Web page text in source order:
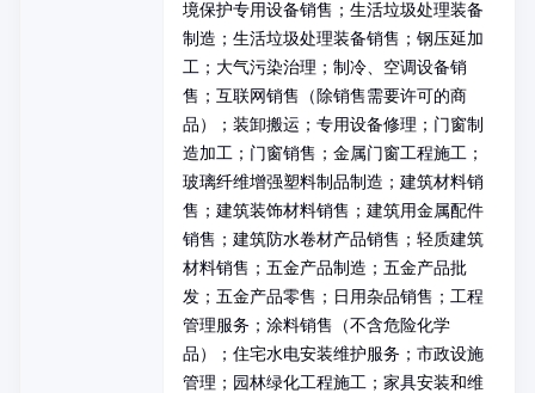
境保护专用设备销售；生活垃圾处理装备
制造；生活垃圾处理装备销售；钢压延加
工；大气污染治理；制冷、空调设备销
售；互联网销售（除销售需要许可的商
品）；装卸搬运；专用设备修理；门窗制
造加工；门窗销售；金属门窗工程施工；
玻璃纤维增强塑料制品制造；建筑材料销
售；建筑装饰材料销售；建筑用金属配件
销售；建筑防水卷材产品销售；轻质建筑
材料销售；五金产品制造；五金产品批
发；五金产品零售；日用杂品销售；工程
管理服务；涂料销售（不含危险化学
品）；住宅水电安装维护服务；市政设施
管理；园林绿化工程施工；家具安装和维